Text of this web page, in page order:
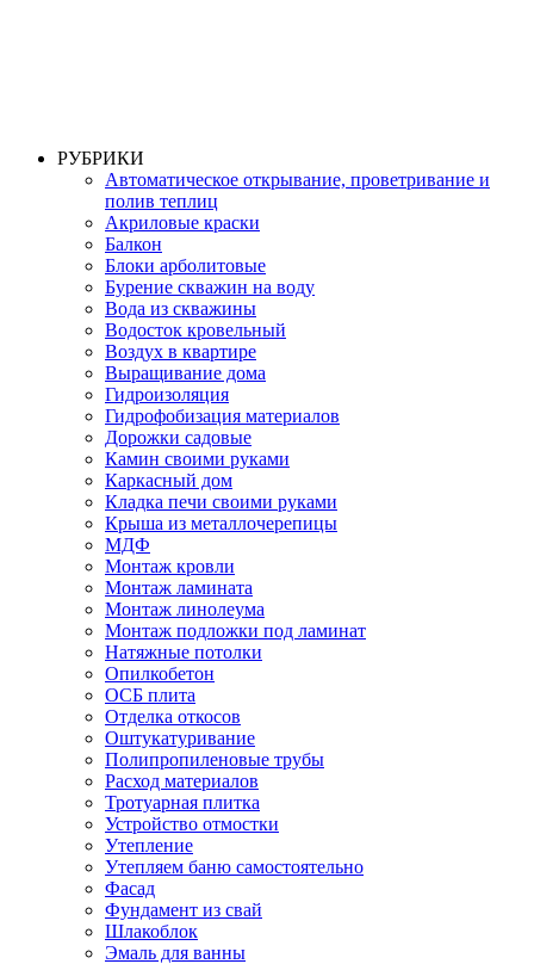
РУБРИКИ
Автоматическое открывание, проветривание и
полив теплиц
Акриловые краски
Балкон
Блоки арболитовые
Бурение скважин на воду
Вода из скважины
Водосток кровельный
Воздух в квартире
Выращивание дома
Гидроизоляция
Гидрофобизация материалов
Дорожки садовые
Камин своими руками
Каркасный дом
Кладка печи своими руками
Крыша из металлочерепицы
МДФ
Монтаж кровли
Монтаж ламината
Монтаж линолеума
Монтаж подложки под ламинат
Натяжные потолки
Опилкобетон
ОСБ плита
Отделка откосов
Оштукатуривание
Полипропиленовые трубы
Расход материалов
Тротуарная плитка
Устройство отмостки
Утепление
Утепляем баню самостоятельно
Фасад
Фундамент из свай
Шлакоблок
Эмаль для ванны